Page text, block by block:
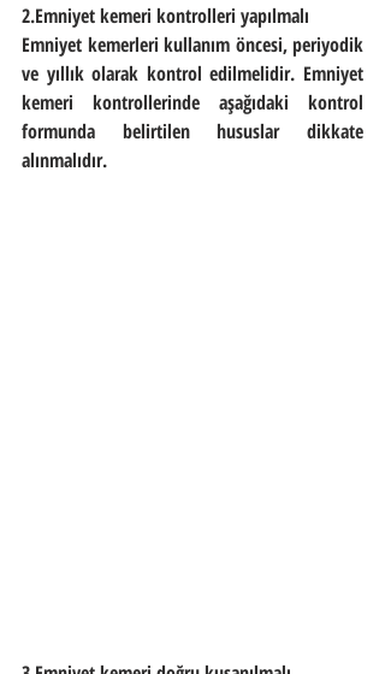
2.Emniyet kemeri kontrolleri yapılmalı
Emniyet kemerleri kullanım öncesi, periyodik
ve yıllık olarak kontrol edilmelidir. Emniyet
kemeri kontrollerinde aşağıdaki kontrol
formunda belirtilen hususlar dikkate
alınmalıdır.